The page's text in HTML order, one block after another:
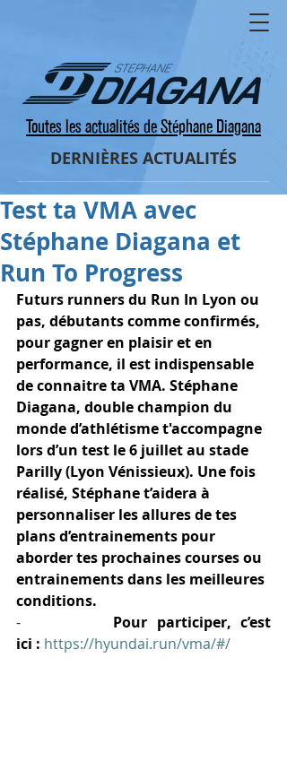
Toutes les actualités de Stéphane Diagana
DERNIÈRES ACTUALITÉS
Test ta VMA avec
Stéphane Diagana et
Run To Progress
Futurs runners du Run In Lyon ou
pas, débutants comme confirmés,
pour gagner en plaisir et en
performance, il est indispensable
de connaitre ta VMA. Stéphane
Diagana, double champion du
monde d’athlétisme t'accompagne
lors d’un test le 6 juillet au stade
Parilly (Lyon Vénissieux). Une fois
réalisé, Stéphane t’aidera à
personnaliser les allures de tes
plans d’entrainements pour
aborder tes prochaines courses ou
entrainements dans les meilleures
conditions.
- Pour participer, c’est
ici : https://hyundai.run/vma/#/